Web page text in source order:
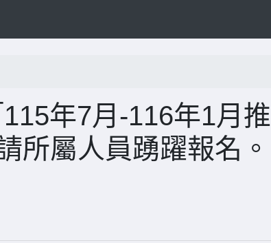
年7月-116年1月推
所屬人員踴躍報名。